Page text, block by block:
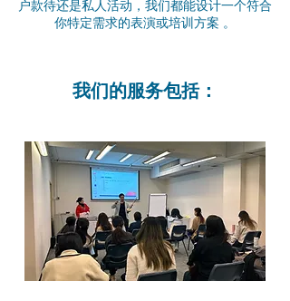
户款待还是私人活动，我们都能设计一个符合
你特定需求的表演或培训方案 。
我们的服务包括：